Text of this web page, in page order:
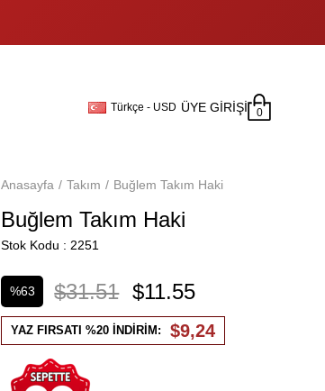
Türkçe - USD ÜYE GIRIŞI 0
Anasayfa Takım Buğlem Takım Haki
Buğlem Takım Haki
Stok Kodu 2251
%63
İndirim
$31.51 $11.55
YAZ FIRSATI %20 İNDİRİM: $9,24